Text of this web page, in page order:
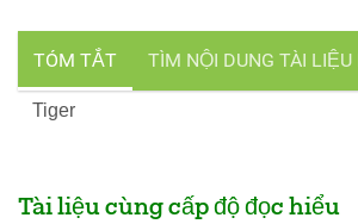
TÓM TẮT TÌM NỘI DUNG TÀI LIỆU
Tiger
Tài liệu cùng cấp độ đọc hiểu